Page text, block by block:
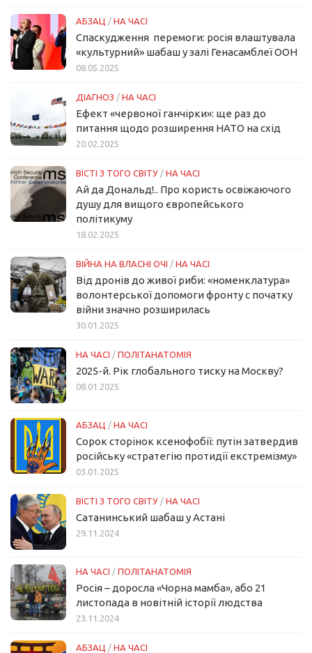
АБЗАЦ / НА ЧАСІ
Спаскудження перемоги: росія влаштувала
«культурний» шабаш у залі Генасамблеї ООН
08.05.2025
ДІАГНОЗ / НА ЧАСІ
Ефект «червоної ганчірки»: ще раз до
питання щодо розширення НАТО на схід
20.02.2025
ВІСТІ З ТОГО СВІТУ / НА ЧАСІ
Ай да Дональд!.. Про користь освіжаючого
душу для вищого європейського
політикуму
18.02.2025
ВІЙНА НА ВЛАСНІ ОЧІ / НА ЧАСІ
Від дронів до живої риби: «номенклатура»
волонтерської допомоги фронту с початку
війни значно розширилась
30.01.2025
НА ЧАСІ / ПОЛІТАНАТОМІЯ
2025-й. Рік глобального тиску на Москву?
08.01.2025
АБЗАЦ / НА ЧАСІ
Сорок сторінок ксенофобії: путін затвердив
російську «стратегію протидії екстремізму»
03.01.2025
ВІСТІ З ТОГО СВІТУ / НА ЧАСІ
Сатанинський шабаш у Астані
29.11.2024
НА ЧАСІ / ПОЛІТАНАТОМІЯ
Росія – доросла «Чорна мамба», або 21
листопада в новітній історії людства
23.11.2024
АБЗАЦ / НА ЧАСІ